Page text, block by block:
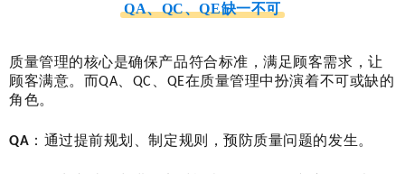
QA、QC、QE缺一不可
质量管理的核心是确保产品符合标准，满足顾客需求，让
顾客满意。而QA、QC、QE在质量管理中扮演着不可或缺的
角色。
QA ：通过提前规划、制定规则，预防质量问题的发生。